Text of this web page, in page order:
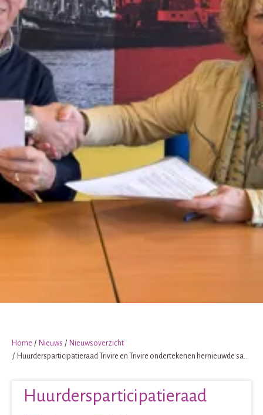
Home Nieuws
Nieuwsoverzicht
Huurdersparticipatieraad Trivire en Trivire ondertekenen hernieuwde samenwerkingsovereenkomst
Huurdersparticipatieraad